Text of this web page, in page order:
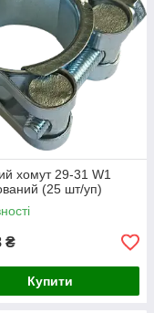
хомут 29-31 W1
(25 шт/уп)
₴
Купити